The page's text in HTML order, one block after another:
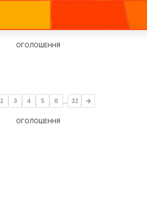
ОГОЛОШЕННЯ
2 3 4 5 6 ... 32
ОГОЛОШЕННЯ